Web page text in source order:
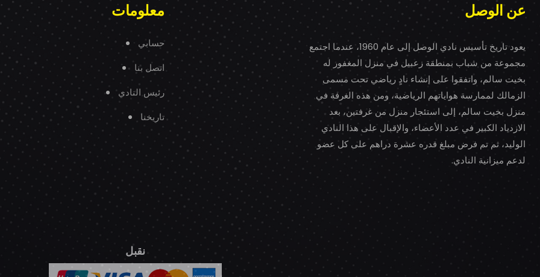
عن الوصل
يعود تاريخ تأسيس نادي الوصل إلى عام 1960، عندما اجتمع
مجموعة من شباب بمنطقة زعبيل في منزل المغفور له
بخيت سالم، واتفقوا على إنشاء نادٍ رياضي تحت مسمى
الزمالك لممارسة هواياتهم الرياضية، ومن هذه الغرفة في
منزل بخيت سالم، إلى استئجار منزل من غرفتين، بعد
الازدياد الكبير في عدد الأعضاء، والإقبال على هذا النادي
الوليد، ثم تم فرض مبلغ قدره عشرة دراهم على كل عضو
لدعم ميزانية النادي.
معلومات
حسابي
اتصل بنا
رئيس النادي
تاريخنا
نقبل